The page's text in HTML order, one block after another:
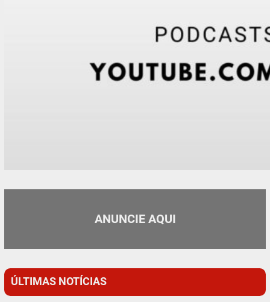
ANUNCIE AQUI
ÚLTIMAS NOTÍCIAS